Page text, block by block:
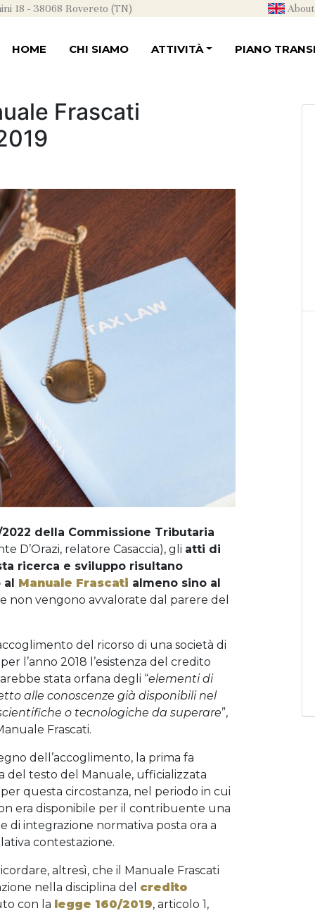
18 - 38068 Rovereto (TN)
HOME CHI SIAMO ATTIVITÀ PIANO
Frascati
della Commissione Tributaria
D’Orazi, relatore Casaccia), gli atti di
ricerca e sviluppo risultano
al Manuale Frascati almeno sino al
non vengono avvalorate dal parere del
del ricorso di una società di
l’anno 2018 l’esistenza del credito
stata orfana degli “elementi di
alle conoscenze già disponibili nel
o tecnologiche da superare”,
Frascati.
dell’accoglimento, la prima fa
del testo del Manuale, ufficializzata
questa circostanza, nel periodo in cui
era disponibile per il contribuente una
integrazione normativa posta ora a
contestazione.
altresì, che il Manuale Frascati
nella disciplina del credito
con la legge 160/2019, articolo 1,